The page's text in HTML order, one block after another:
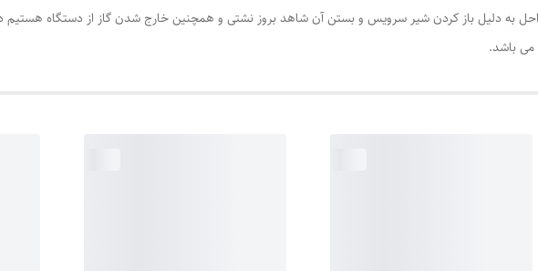
به دلیل باز کردن شیر سرویس و بستن آن شاهد بروز نشتی و همچنین خارج شدن گاز از دستگاه هستیم در
باشد.